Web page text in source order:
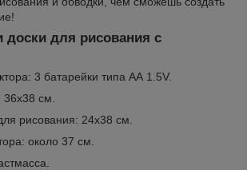
доски для рисования с
3 батарейки типа АА 1.5V.
см.
рисования: 24х38 см.
около 37 см.